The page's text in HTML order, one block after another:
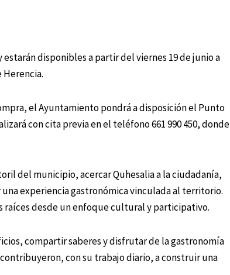
disponibles a partir del viernes 19 de junio a
Herencia.
el Ayuntamiento pondrá a disposición el Punto
con cita previa en el teléfono 661 990 450, donde
del municipio, acercar Quhesalia a la ciudadanía,
experiencia gastronómica vinculada al territorio.
raíces desde un enfoque cultural y participativo.
compartir saberes y disfrutar de la gastronomía
con su trabajo diario, a construir una